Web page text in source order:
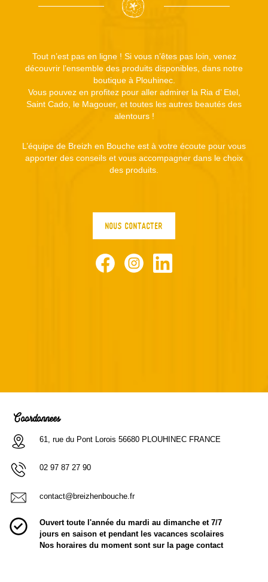
Tout n’est pas en ligne ! Si vous n’êtes pas loin, venez
découvrir l’ensemble des produits disponibles, dans notre
boutique à Plouhinec.
Vous pouvez en profitez pour aller admirer la Ria d’ Etel,
Saint Cado, le Magouer, et toutes les autres beautés des
alentours !
L’équipe de Breizh en Bouche est à votre écoute pour vous
apporter des conseils et vous accompagner dans le choix
des produits.
NOUS CONTACTER
FacebookInstagram
Coordonnées
61, rue du Pont Lorois 56680 PLOUHINEC FRANCE
02 97 87 27 90
contact@breizhenbouche.fr
Ouvert toute l'année du mardi au dimanche et 7/7
jours en saison et pendant les vacances scolaires
Nos horaires du moment sont sur la page contact